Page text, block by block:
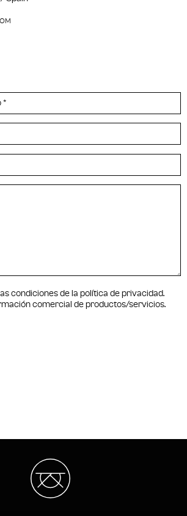
condiciones de la política de privacidad.
comercial de productos/servicios.